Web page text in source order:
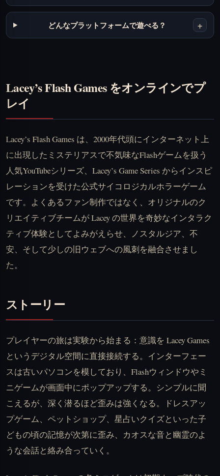
どんなプラットフォームで遊べる？ +
Lacey’s Flash Games をオンラインでプ
レイ
Lacey’s Flash Games は、2000年代頭にインターネット上
に出現したミステリアスで不気味なFlashゲームを扱う
人気YouTubeシリーズ、Lacey’s Game Series からインスピ
レーションを受けた公式サイコロジカルホラーゲーム
です。よくあるファン制作ではなく、オリジナルのク
リエイティブチームが Lacey の世界を奇妙なインタラク
ティブ体験としてよみがえらせ、ノスタルジア、不
安、そして少しの旧ウェブへの風刺を融合させまし
た。
ストーリー
プレイヤーの旅は実験から始まる：意識を Lacey Games
というデジタル空間に直接接続する。インターフェー
スは古いパソコンを模しており、Flashウィンドウやミ
ニゲームが画面中にポップアップする。シンプルに聞
こえるが、深く潜るほど歪みは強くなる。ドレスアッ
プゲーム、ペットショップ、星占いクイズといった子
どもの頃の記憶が次第に歪み、カオスな音と幽霊のよ
うな会話と絡み合っていく。